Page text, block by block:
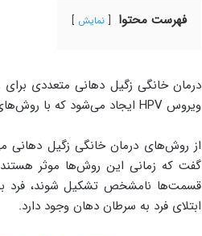
فهرست محتوا نمایش
درمان خانگی زگیل دهانی متعددی برای
ویروس HPV ایجاد می‌شود که با روش‌های پزشکی و خانگی درمان‌پذیر هستند.
از روش‌های درمان خانگی زگیل دهانی
گفت که زمانی این روش‌ها موثر
قسمت‌ها نامشخص تشکیل شوند، فرد
ابتلای فرد به سرطان دهان وجود دارد.